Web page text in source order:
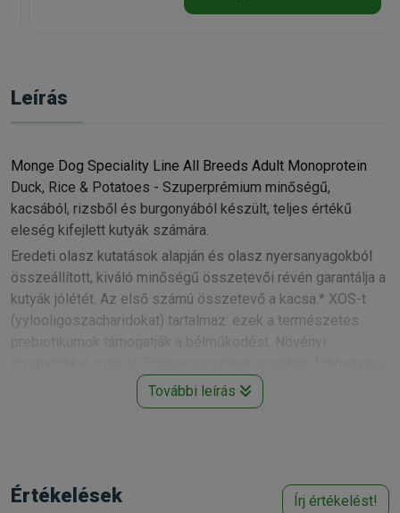
Leírás
Monge Dog Speciality Line All Breeds Adult Monoprotein
Duck, Rice & Potatoes - Szuperprémium minőségű,
kacsából, rizsből és burgonyából készült, teljes értékű
eleség kifejlett kutyák számára.
Eredeti olasz kutatások alapján és olasz nyersanyagokból
összeállított, kiváló minőségű összetevői révén garantálja a
kutyák jólétét. Az első számú összetevő a kacsa.* XOS-t
(yylooligoszacharidokat) tartalmaz: ezek a természetes
articsóka az immunrendszer támogatására. L-karnitinnel az
egészséges szíműködés és kondíció érdekében.
sörélesztő, hidrolizált állati fehérje (máj), állati zsír (99,5%-
További leírás
Értékelések Írj értékelést!